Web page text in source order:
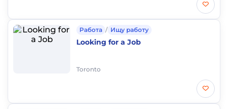
Работа / Ищу работу
Looking for a Job
Toronto